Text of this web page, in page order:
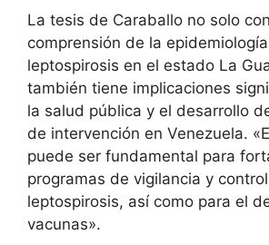
La tesis de Caraballo no solo
comprensión de la
leptospirosis en el estado La
también tiene implicaciones
la salud pública y el desarrollo
de intervención en Venezuela.
puede ser fundamental para
programas de vigilancia y
leptospirosis, así como para el
vacunas».